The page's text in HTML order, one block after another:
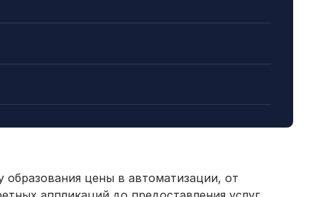
цены в автоматизации, от